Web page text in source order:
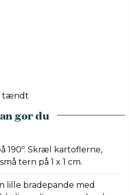
tændt
gør du
190º. Skræl kartoflerne,
tern på 1 x 1 cm.
lille bradepande med